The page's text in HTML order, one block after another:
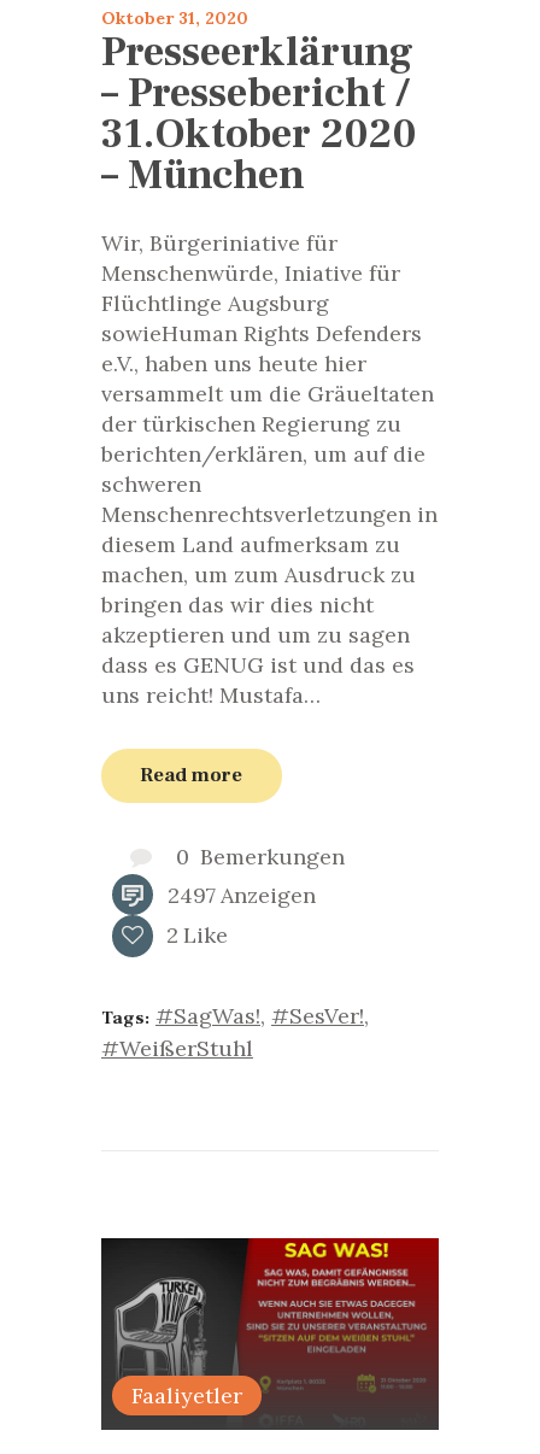
Oktober 31, 2020
Presseerklärung
– Pressebericht /
31.Oktober 2020
– München
Wir, Bürgeriniative für
Menschenwürde, Iniative für
Flüchtlinge Augsburg
sowieHuman Rights Defenders
e.V., haben uns heute hier
versammelt um die Gräueltaten
der türkischen Regierung zu
berichten/erklären, um auf die
schweren
Menschenrechtsverletzungen in
diesem Land aufmerksam zu
machen, um zum Ausdruck zu
bringen das wir dies nicht
akzeptieren und um zu sagen
dass es GENUG ist und das es
uns reicht! Mustafa…
Read more
0 Bemerkungen
2497Anzeigen
2 Like
Tags: #SagWas!, #SesVer!,
#WeißerStuhl
Faaliyetler